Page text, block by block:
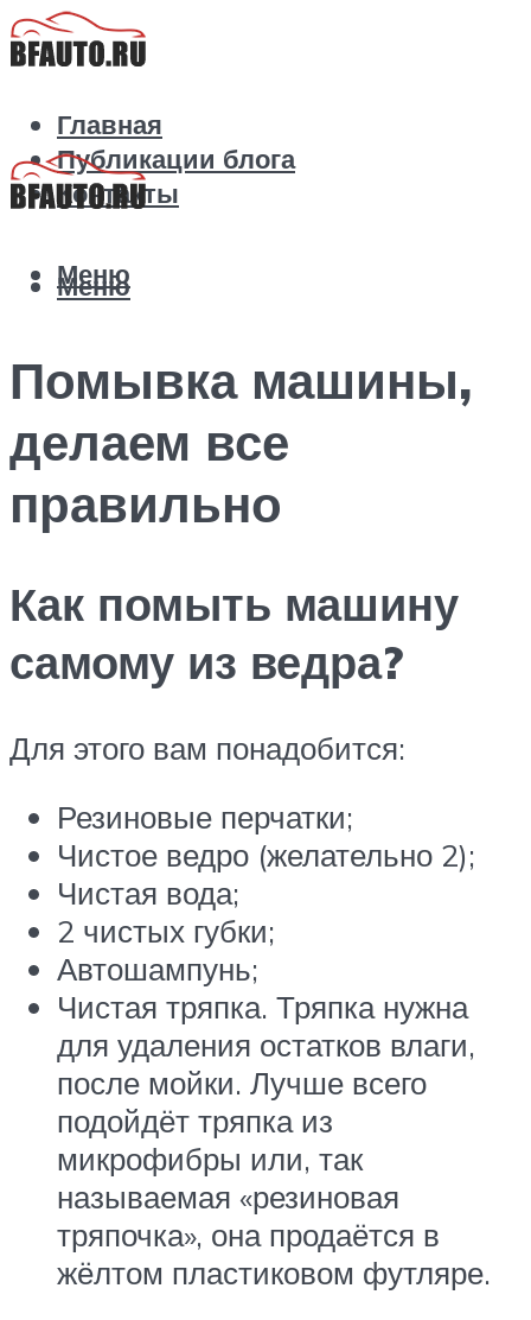
Главная
Публикации блога
Контакты
Меню
Меню
Помывка машины,
делаем все
правильно
Как помыть машину
самому из ведра?
Для этого вам понадобится:
Резиновые перчатки;
Чистое ведро (желательно 2);
Чистая вода;
2 чистых губки;
Автошампунь;
Чистая тряпка. Тряпка нужна
для удаления остатков влаги,
после мойки. Лучше всего
подойдёт тряпка из
микрофибры или, так
называемая «резиновая
тряпочка», она продаётся в
жёлтом пластиковом футляре.